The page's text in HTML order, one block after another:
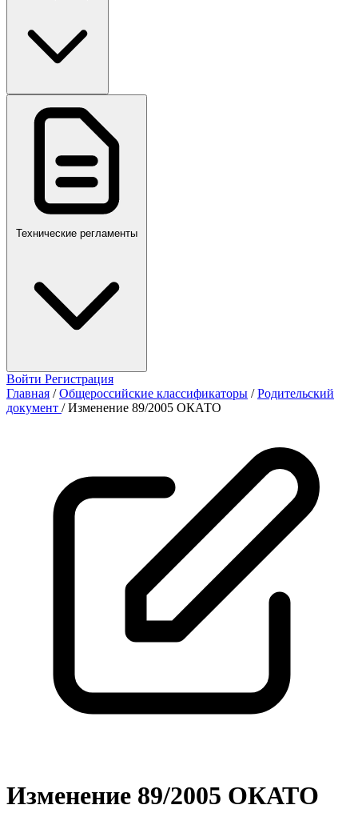
ПР,Р,ПМГ,РМГ
Технические регламенты
Войти Регистрация
Главная / Общероссийские классификаторы / Родительский
документ / Изменение 89/2005 ОКАТО
Изменение 89/2005 ОКАТО